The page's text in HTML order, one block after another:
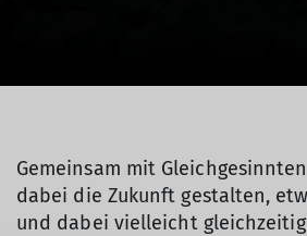
Gemeinsam mit
dabei die Zukunft gestalten,
und dabei vielleicht